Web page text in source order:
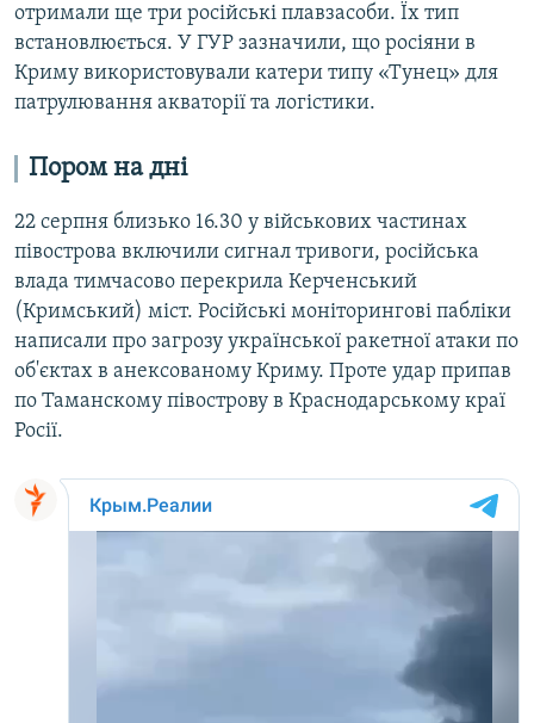
отримали ще три російські плавзасоби. Їх тип
встановлюється. У ГУР зазначили, що росіяни в
Криму використовували катери типу «Тунец» для
патрулювання акваторії та логістики.
Пором на дні
22 серпня близько 16.30 у військових частинах
півострова включили сигнал тривоги, російська
влада тимчасово перекрила Керченський
(Кримський) міст. Російські моніторингові пабліки
написали про загрозу української ракетної атаки по
об'єктах в анексованому Криму. Проте удар припав
по Таманскому півострову в Краснодарському краї
Росії.